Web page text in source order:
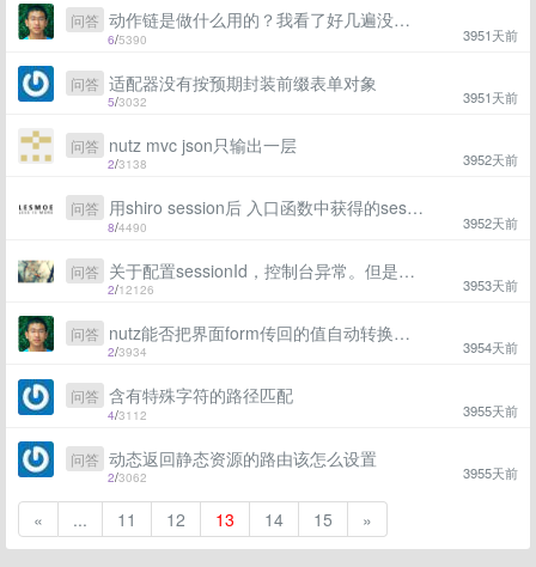
6/5390 3951天前
问答 动作链是做什么用的？我看了好几遍没看懂，能否通俗的给解释下。
5/3032 3951天前
问答 适配器没有按预期封装前缀表单对象
2/3138 3952天前
问答 nutz mvc json只输出一层
8/4490 3952天前
问答 用shiro session后 入口函数中获得的sessionid 和 ActionFilter 中获得sessionid 不一样
2/12126 3953天前
问答 关于配置sessionId，控制台异常。但是不是影响程序！
2/3934 3954天前
问答 nutz能否把界面form传回的值自动转换为json格式接收？
4/3112 3955天前
问答 含有特殊字符的路径匹配
2/3062 3955天前
问答 动态返回静态资源的路由该怎么设置
« ... 11 12 13 14 15 »